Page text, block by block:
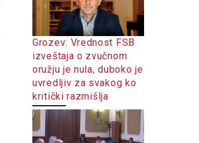
Grozev: Vrednost FSB
izveštaja o zvučnom
oružju je nula, duboko je
uvredljiv za svakog ko
kritički razmišlja